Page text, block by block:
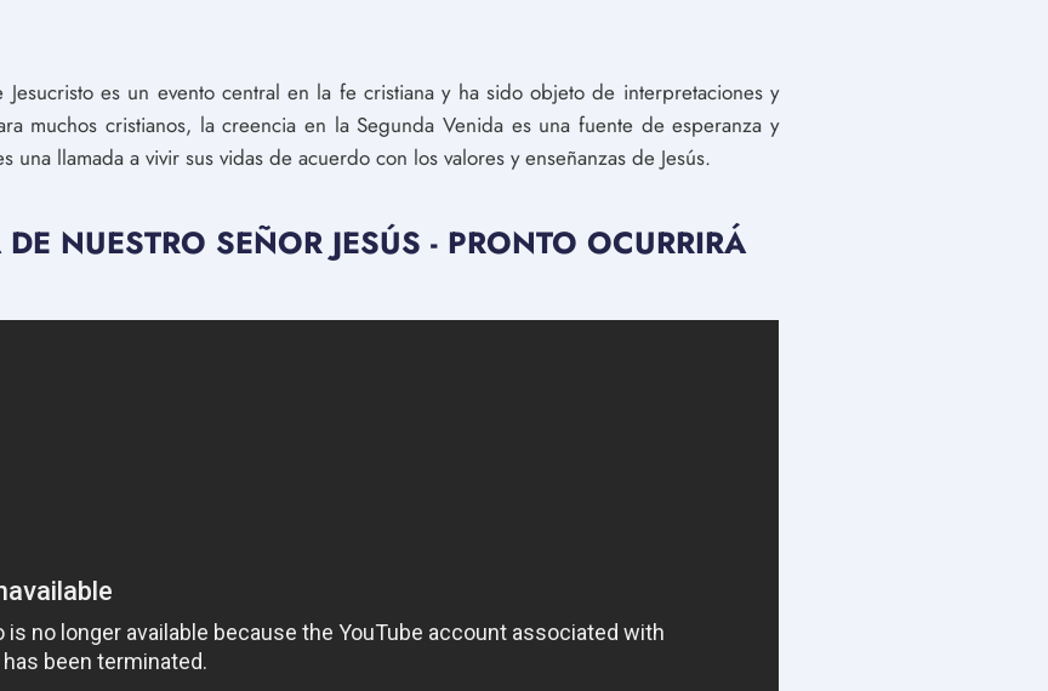
es un evento central en la fe cristiana y ha sido objeto de interpretaciones y
muchos cristianos, la creencia en la Segunda Venida es una fuente de esperanza y
una llamada a vivir sus vidas de acuerdo con los valores y enseñanzas de Jesús.
NUESTRO SEÑOR JESÚS - PRONTO OCURRIRÁ